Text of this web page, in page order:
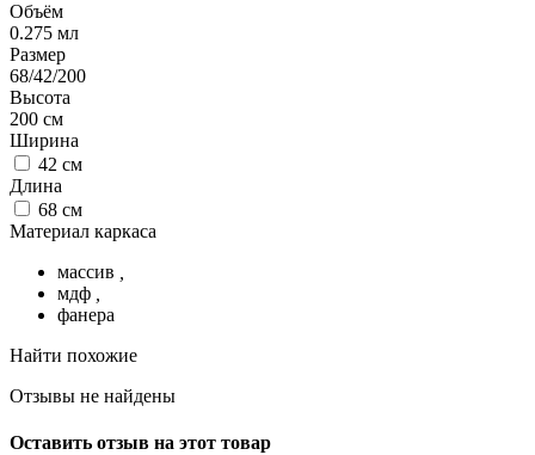
Объём
0.275 мл
Размер
68/42/200
Высота
200 см
Ширина
42 см
Длина
68 см
Материал каркаса
массив
мдф
фанера
Найти похожие
Отзывы не найдены
Оставить отзыв на этот товар